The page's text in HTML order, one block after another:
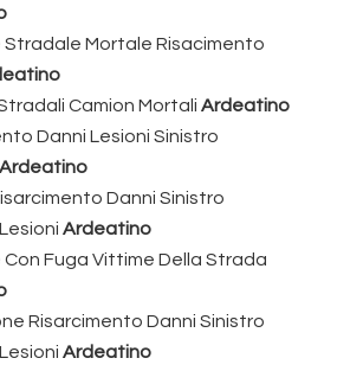
Mortale Risacimento
Camion MortaliArdeatino
Danni Lesioni Sinistro
Ardeatino
Danni Sinistro
Ardeatino
Fuga Vittime Della Strada
Risarcimento Danni Sinistro
Ardeatino